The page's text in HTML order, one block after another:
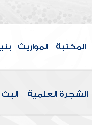
المكتبة المواريث
الشجرة العلمية البث